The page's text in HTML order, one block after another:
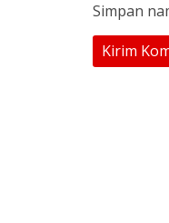
Simpan